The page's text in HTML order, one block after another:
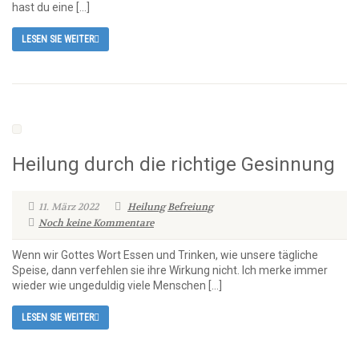
hast du eine […]
LESEN SIE WEITER
Heilung durch die richtige Gesinnung
11. März 2022 HeilungBefreiung
Noch keine Kommentare
Wenn wir Gottes Wort Essen und Trinken, wie unsere tägliche
Speise, dann verfehlen sie ihre Wirkung nicht. Ich merke immer
wieder wie ungeduldig viele Menschen […]
LESEN SIE WEITER